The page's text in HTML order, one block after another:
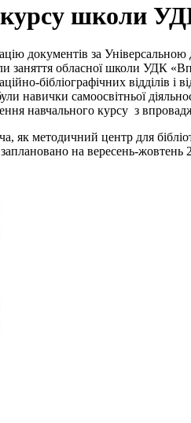
курсу школи
документів за
обласної школи УДК
бібліографічних
навички самоосвітньої
навчального курсу з
як методичний центр для
на вересень-жовтень